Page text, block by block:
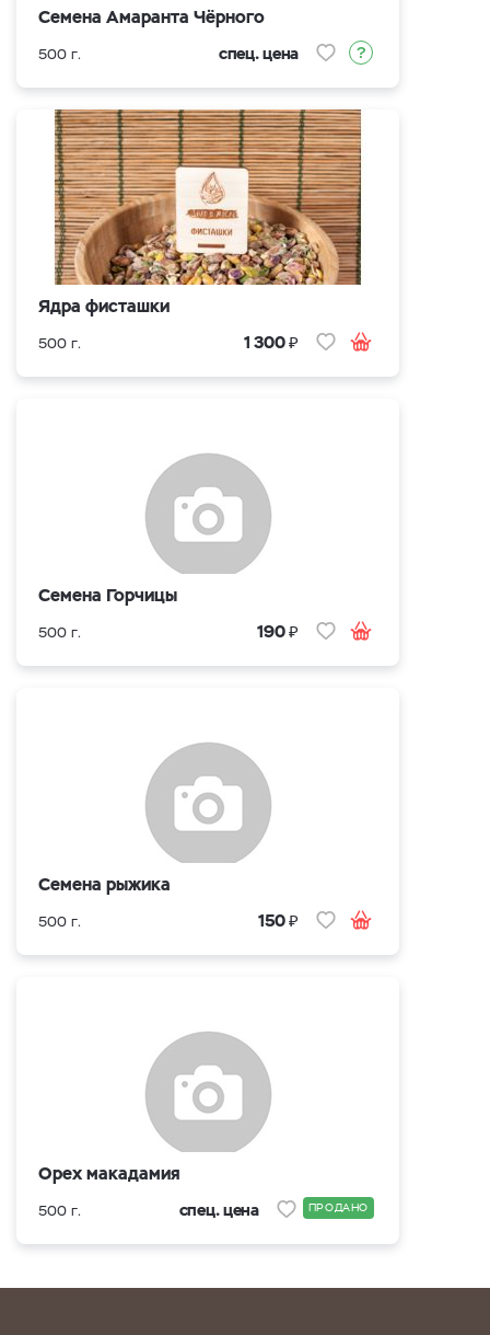
Семена Амаранта Чёрного
500 г. спец. цена
Ядра фисташки
500 г. 1 300₽
Семена Горчицы
500 г. 190₽
Семена рыжика
500 г. 150₽
Орех макадамия
500 г. спец. цена ПРОДАНО